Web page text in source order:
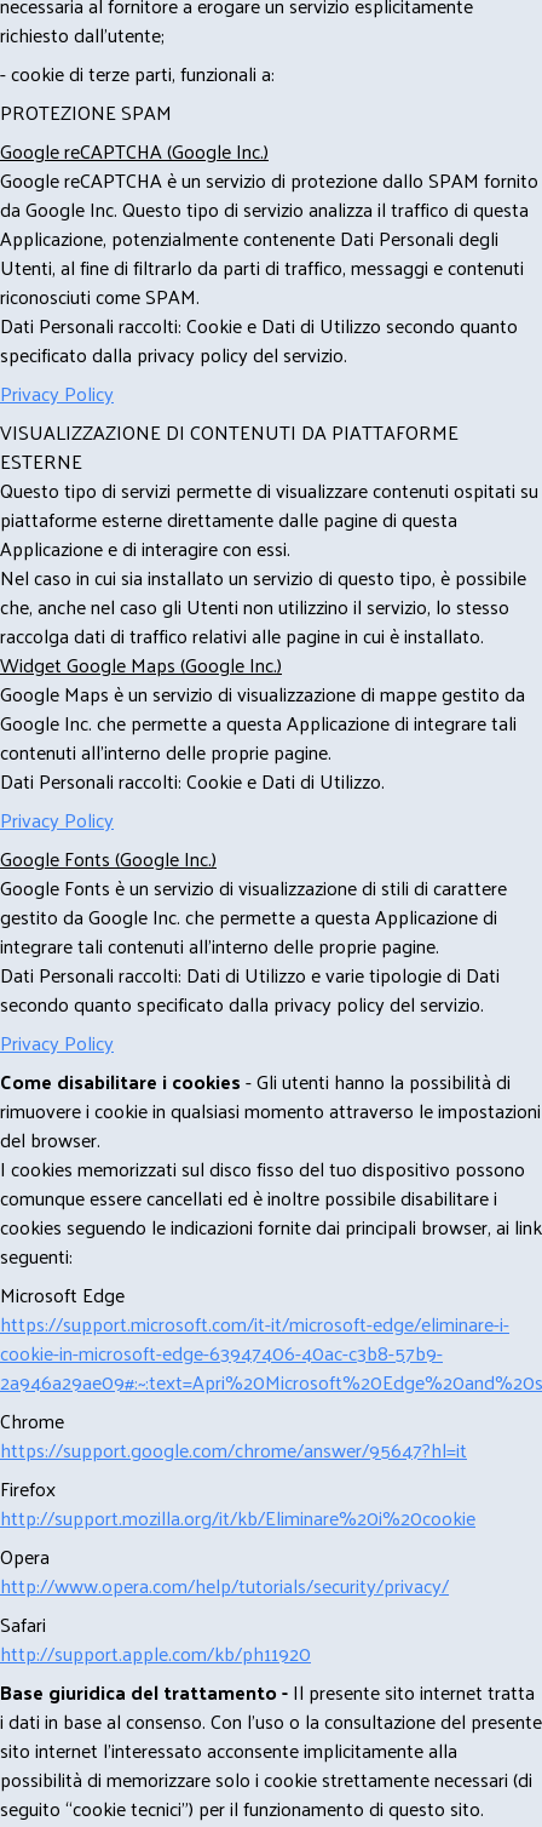
richiesto dall'utente;
- cookie di terze parti, funzionali a:
PROTEZIONE SPAM
Google reCAPTCHA (Google Inc.)
Google reCAPTCHA è un servizio di protezione dallo SPAM fornito
da Google Inc. Questo tipo di servizio analizza il traffico di questa
Applicazione, potenzialmente contenente Dati Personali degli
Utenti, al fine di filtrarlo da parti di traffico, messaggi e contenuti
riconosciuti come SPAM.
Dati Personali raccolti: Cookie e Dati di Utilizzo secondo quanto
specificato dalla privacy policy del servizio.
Privacy Policy
VISUALIZZAZIONE DI CONTENUTI DA PIATTAFORME
ESTERNE
Questo tipo di servizi permette di visualizzare contenuti ospitati su
piattaforme esterne direttamente dalle pagine di questa
Applicazione e di interagire con essi.
Nel caso in cui sia installato un servizio di questo tipo, è possibile
che, anche nel caso gli Utenti non utilizzino il servizio, lo stesso
raccolga dati di traffico relativi alle pagine in cui è installato.
Widget Google Maps (Google Inc.)
Google Maps è un servizio di visualizzazione di mappe gestito da
Google Inc. che permette a questa Applicazione di integrare tali
contenuti all'interno delle proprie pagine.
Dati Personali raccolti: Cookie e Dati di Utilizzo.
Privacy Policy
Google Fonts (Google Inc.)
Google Fonts è un servizio di visualizzazione di stili di carattere
gestito da Google Inc. che permette a questa Applicazione di
integrare tali contenuti all'interno delle proprie pagine.
Dati Personali raccolti: Dati di Utilizzo e varie tipologie di Dati
secondo quanto specificato dalla privacy policy del servizio.
Privacy Policy
Come disabilitare i cookies- Gli utenti hanno la possibilità di
rimuovere i cookie in qualsiasi momento attraverso le impostazioni
del browser.
I cookies memorizzati sul disco fisso del tuo dispositivo possono
comunque essere cancellati ed è inoltre possibile disabilitare i
cookies seguendo le indicazioni fornite dai principali browser, ai link
seguenti:
Microsoft Edge
https://support.microsoft.com/it-it/microsoft-edge/eliminare-i-
cookie-in-microsoft-edge-63947406-40ac-c3b8-57b9-
Chrome
https://support.google.com/chrome/answer/95647?hl=it
Firefox
http://support.mozilla.org/it/kb/Eliminare%20i%20cookie
Opera
http://www.opera.com/help/tutorials/security/privacy/
Safari
http://support.apple.com/kb/ph11920
Base giuridica del trattamento -Il presente sito internet tratta
i dati in base al consenso. Con l'uso o la consultazione del presente
sito internet l’interessato acconsente implicitamente alla
possibilità di memorizzare solo i cookie strettamente necessari (di
seguito “cookie tecnici”) per il funzionamento di questo sito.